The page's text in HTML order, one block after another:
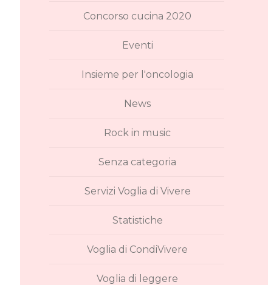
Concorso cucina 2020
Eventi
Insieme per l'oncologia
News
Rock in music
Senza categoria
Servizi Voglia di Vivere
Statistiche
Voglia di CondiVivere
Voglia di leggere